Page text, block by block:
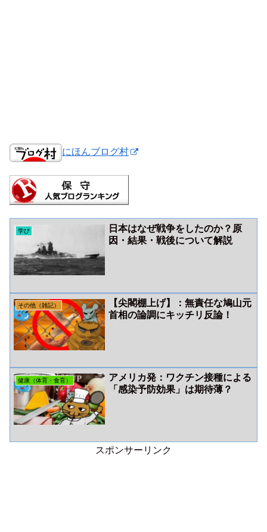
にほんブログ村
学び
日本はなぜ戦争をしたのか？原
因・結果・戦後について解説
その他（雑記）
【尖閣棚上げ】：無責任な鳩山元
首相の論調にキッチリ反論！
健康（体育・食育）
アメリカ発：ワクチン接種による
「感染予防効果」は期待薄？
スポンサーリンク